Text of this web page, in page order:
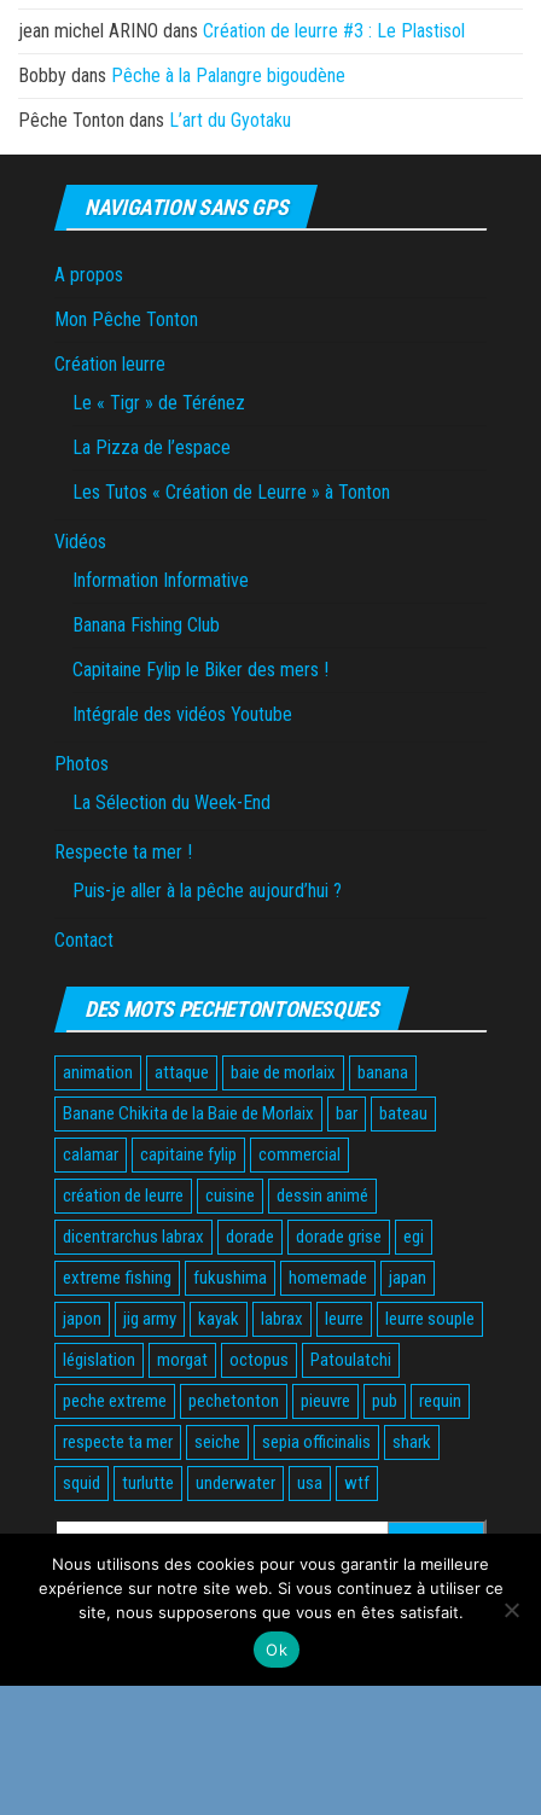
jean michel ARINO dans Création de leurre #3 : Le Plastisol
Bobby dans Pêche à la Palangre bigoudène
Pêche Tonton dans L’art du Gyotaku
NAVIGATION SANS GPS
A propos
Mon Pêche Tonton
Création leurre
Le « Tigr » de Térénez
La Pizza de l’espace
Les Tutos « Création de Leurre » à Tonton
Vidéos
Information Informative
Banana Fishing Club
Capitaine Fylip le Biker des mers !
Intégrale des vidéos Youtube
Photos
La Sélection du Week-End
Respecte ta mer !
Puis-je aller à la pêche aujourd’hui ?
Contact
DES MOTS PECHETONTONESQUES
animation attaque baie de morlaix
banana
Banane Chikita de la Baie de Morlaix
bar
bateau
calamar
capitaine fylip
commercial
création de leurre
cuisine
dessin animé
dicentrarchus labrax
dorade dorade grise
egi
extreme fishing
fukushima homemade
japan
japon
jig army kayak labrax leurre
leurre souple
législation
morgat octopus
Patoulatchi
peche extreme
pechetonton pieuvre pub
requin
respecte ta mer
seiche sepia officinalis
shark
squid
turlutte underwater usa wtf
Rechercher :
WordPress
Nous utilisons des cookies pour vous garantir la meilleure
expérience sur notre site web. Si vous continuez à utiliser ce
site, nous supposerons que vous en êtes satisfait.
Ok